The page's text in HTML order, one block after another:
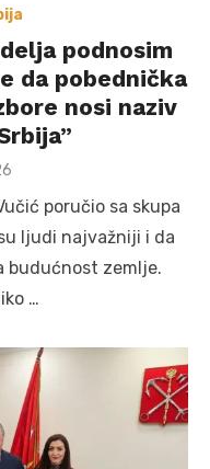
podnosim
da pobednička
nosi naziv
poručio sa skupa
ljudi najvažniji i da
budućnost zemlje.
…